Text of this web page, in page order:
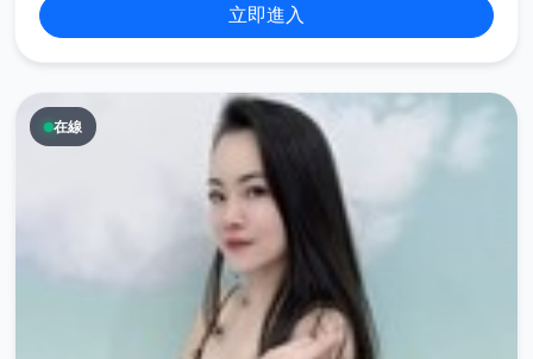
立即進入
在線